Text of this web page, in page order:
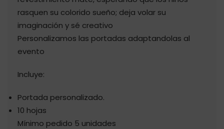
rasquen su colorido sueño; deja volar su
imaginación y sé creativo
Personalizamos las portadas adaptandolas al
evento
Incluye:
Portada personalizado.
10 hojas
Mínimo pedido 5 unidades